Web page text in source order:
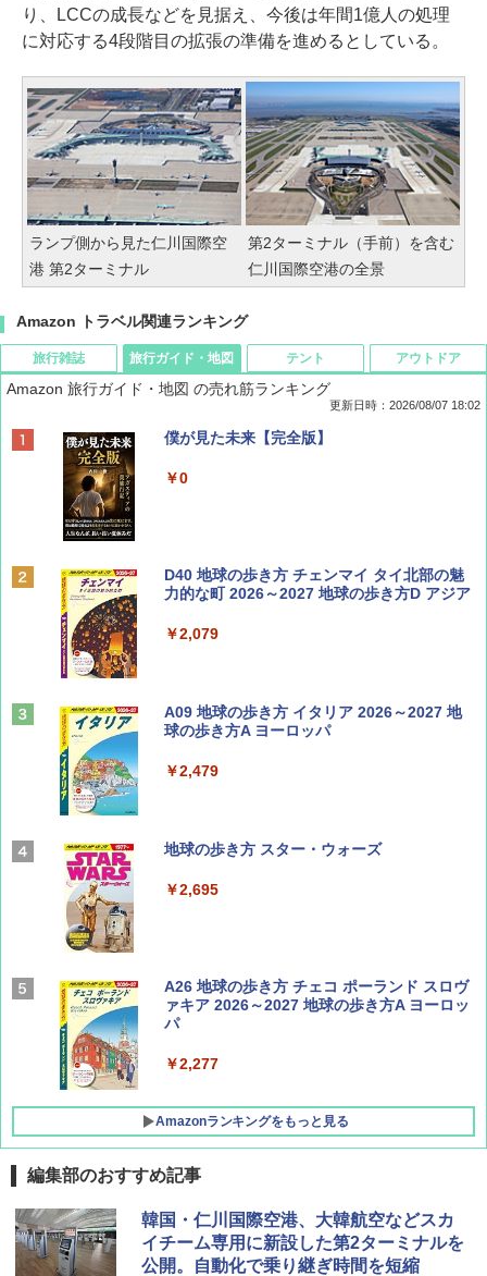
り、LCCの成長などを見据え、今後は年間1億人の処理
に対応する4段階目の拡張の準備を進めるとしている。
ランプ側から見た仁川国際空
港 第2ターミナル
第2ターミナル（手前）を含む
仁川国際空港の全景
Amazon トラベル関連ランキング
旅行雑誌
ディズニーファン ２０２６年 ９月号 [雑
BE-PAL(ビ-パル) 2026年 9 月号【特別付録:
SOTO ミニマル"旅"財布 ランダム2種】
￥1,500
山と溪谷 2026年8月号「南アルプス大全」
Coyote No.89 特集 星野道夫 夢見る旅
￥1,540
AIRLINE（エアライン）2026年9月号【特
集】ボーイング110周年を祝して！
旅行ガイド・地図
Amazon 旅行ガイド・地図 の売れ筋ランキング
更新日時：2026/08/07 18:02
僕が見た未来【完全版】
￥0
D40 地球の歩き方 チェンマイ タイ北部の魅
力的な町 2026～2027 地球の歩き方D アジア
￥2,079
A09 地球の歩き方 イタリア 2026～2027 地
球の歩き方A ヨーロッパ
￥2,479
地球の歩き方 スター・ウォーズ
￥2,695
A26 地球の歩き方 チェコ ポーランド スロヴ
ァキア 2026～2027 地球の歩き方A ヨーロッ
パ
￥2,277
Amazonランキングをもっと見る
テント
[キャンパーズコレクション 山善] ポップアッ
プテント 傘みたいに広げて畳める パッとサ
ッとサンシェード キューブ フルクローズ メ
ッシュ 簡単設置 ワンタッチテント キャンプ
アウトドア
DEWEL パラソル 大型 ビーチ アウトドアパ
ラソル ガーデン サイトシート付 折りたたみ
防水 UVカット 4段階高さ調整 軽量 収納袋付
き
編集部のおすすめ記事
韓国・仁川国際空港、大韓航空などスカ
イチーム専用に新設した第2ターミナルを
公開。自動化で乗り継ぎ時間を短縮